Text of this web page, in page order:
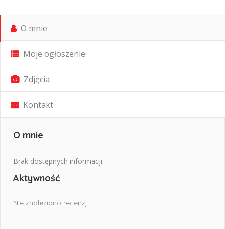
O mnie
Moje ogłoszenie
Zdjęcia
Kontakt
O mnie
Brak dostępnych informacji
Aktywność
Nie znaleziono recenzji